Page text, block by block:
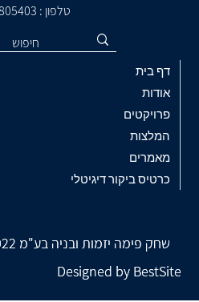
Designed by BestSite
Designed by BestSite
שחק פימה יזמות ובניה בע"מ 2022 © כל הזכויות שמורות
שחק פימה יזמות ובניה בע"מ 2022 © כל הזכויות שמורות
דף בית
אודות
פרויקטים
המלצות
מאמרים
כרטיס ביקור דיגיטלי
טלפון : ​054-8805403